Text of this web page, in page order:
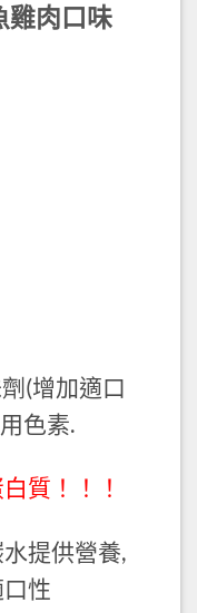
雞肉口味
(增加適口
色素.
質！！！
提供營養,
性